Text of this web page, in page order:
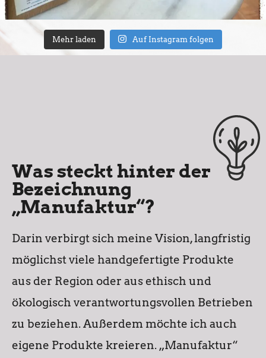
Mehr laden Auf Instagram folgen
Was steckt hinter der
Bezeichnung
„Manufaktur“?
Darin verbirgt sich meine Vision, langfristig
möglichst viele handgefertigte Produkte
aus der Region oder aus ethisch und
ökologisch verantwortungsvollen Betrieben
zu beziehen. Außerdem möchte ich auch
eigene Produkte kreieren. „Manufaktur“